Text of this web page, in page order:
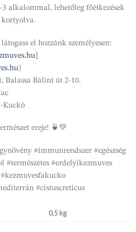
3 alkalommal, lehetőleg főétkezések
kortyolva.
el hozzánk személyesen:
)
Balassa Bálint út 2-10.
Kuckó
ereje! 🍵💚
#immunrendszer #egészség
#természetes #erdelyikezmuves
#cistuscreticus
0,5 kg